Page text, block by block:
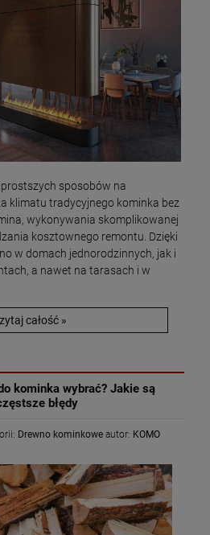
sposobów na
klimatu tradycyjnego kominka bez
wykonywania skomplikowanej
kosztownego remontu. Dzięki
w domach jednorodzinnych, jak i
a nawet na tarasach i w
całość »
kominka wybrać? Jakie są
błędy
Drewno kominkowe autor: KOMO